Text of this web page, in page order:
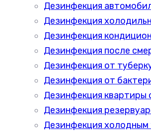
Дезинфекция
Дезинфекция
Дезинфекция
Дезинфекция после
Дезинфекция от
Дезинфекция от
Дезинфекция квартиры
Дезинфекция
Дезинфекция холодным